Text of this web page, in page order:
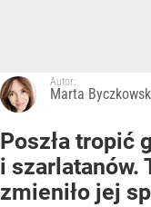
Autor:
Marta
Poszła tropić
i szarlatanów.
zmieniło jej